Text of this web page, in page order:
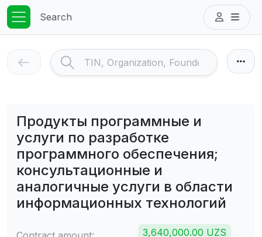
Search
Продукты программные и
услуги по разработке
программного обеспечения;
консультационные и
аналогичные услуги в области
информационных технологий
3,640,000.00 UZS